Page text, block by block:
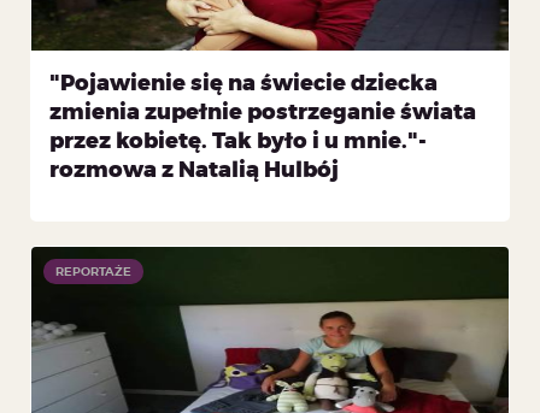
"Pojawienie się na świecie dziecka
zmienia zupełnie postrzeganie świata
przez kobietę. Tak było i u mnie."-
rozmowa z Natalią Hulbój
REPORTAŻE